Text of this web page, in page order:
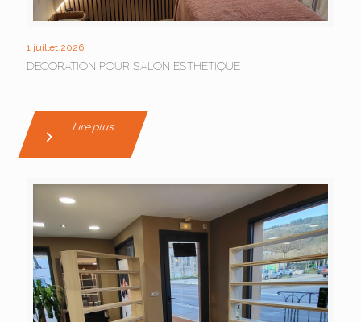
1 juillet 2026
DECORATION POUR SALON ESTHETIQUE
Lire plus